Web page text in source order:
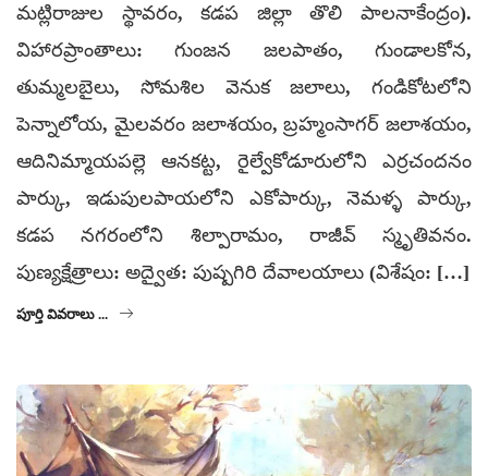
మట్లిరాజుల స్థావరం, కడప జిల్లా తొలి పాలనాకేంద్రం).
విహారప్రాంతాలు: గుంజన జలపాతం, గుండాలకోన,
తుమ్మలబైలు, సోమశిల వెనుక జలాలు, గండికోటలోని
పెన్నాలోయ, మైలవరం జలాశయం, బ్రహ్మంసాగర్ జలాశయం,
ఆదినిమ్మాయపల్లె ఆనకట్ట, రైల్వేకోడూరులోని ఎర్రచందనం
పార్కు, ఇడుపులపాయలోని ఎకోపార్కు, నెమళ్ళ పార్కు,
కడప నగరంలోని శిల్పారామం, రాజీవ్ స్మృతివనం.
పుణ్యక్షేత్రాలు: అద్వైత: పుష్పగిరి దేవాలయాలు (విశేషం: […]
పూర్తి వివరాలు ...